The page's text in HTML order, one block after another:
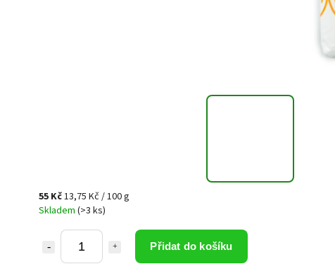
55 Kč13,75 Kč / 100 g
Skladem (>3 ks)
Přidat do košíku